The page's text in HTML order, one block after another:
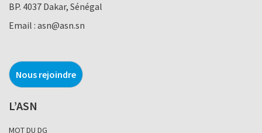
BP. 4037 Dakar, Sénégal
Email : asn@asn.sn
Nous rejoindre
L’ASN
MOT DU DG